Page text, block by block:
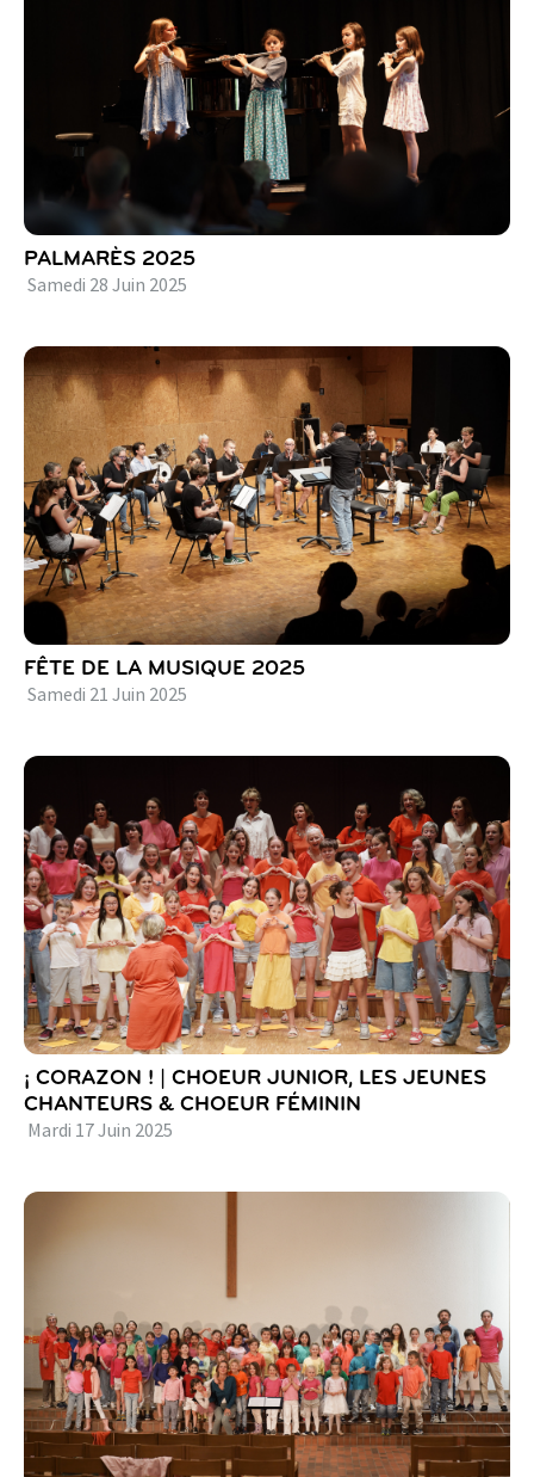
PALMARÈS 2025
Samedi 28 Juin 2025
FÊTE DE LA MUSIQUE 2025
Samedi 21 Juin 2025
¡ CORAZON ! | CHOEUR JUNIOR, LES JEUNES
CHANTEURS & CHOEUR FÉMININ
Mardi 17Juin 2025